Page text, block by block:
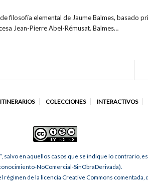
filosofía elemental de Jaume Balmes, basado
Jean-Pierre Abel-Rémusat. Balmes…
ITINERARIOS COLECCIONES INTERACTIVOS
en aquellos casos que se indique lo contrario,
NoComercial-SinObraDerivada).
régimen de la licencia Creative Commons